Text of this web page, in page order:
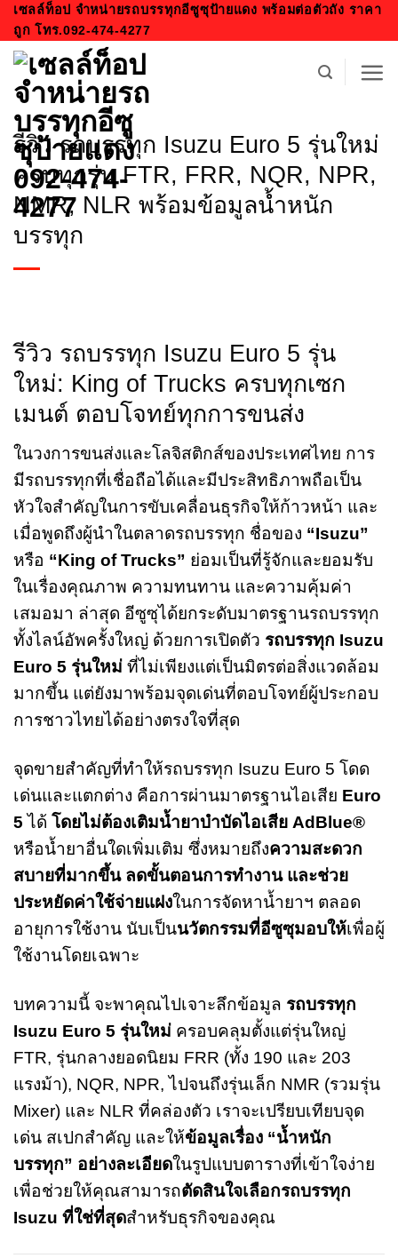
ข้าม
ไป
ยัง
เนื้อหา
เซลล์ท็อป จำหน่ายรถบรรทุกอีซูซุป้ายแดง พร้อมต่อตัวถัง ราคา
ถูก โทร.092-474-4277
รีวิว รถบรรทุก Isuzu Euro 5 รุ่นใหม่
ครบทุกรุ่น FTR, FRR, NQR, NPR,
NMR, NLR พร้อมข้อมูลน้ำหนัก
บรรทุก
รีวิว รถบรรทุก Isuzu Euro 5 รุ่น
ใหม่: King of Trucks ครบทุกเซก
เมนต์ ตอบโจทย์ทุกการขนส่ง
ในวงการขนส่งและโลจิสติกส์ของประเทศไทย การ
มีรถบรรทุกที่เชื่อถือได้และมีประสิทธิภาพถือเป็น
หัวใจสำคัญในการขับเคลื่อนธุรกิจให้ก้าวหน้า และ
เมื่อพูดถึงผู้นำในตลาดรถบรรทุก ชื่อของ “Isuzu”
หรือ “King of Trucks” ย่อมเป็นที่รู้จักและยอมรับ
ในเรื่องคุณภาพ ความทนทาน และความคุ้มค่า
เสมอมา ล่าสุด อีซูซุได้ยกระดับมาตรฐานรถบรรทุก
ทั้งไลน์อัพครั้งใหญ่ ด้วยการเปิดตัว รถบรรทุก Isuzu
Euro 5 รุ่นใหม่ ที่ไม่เพียงแต่เป็นมิตรต่อสิ่งแวดล้อม
มากขึ้น แต่ยังมาพร้อมจุดเด่นที่ตอบโจทย์ผู้ประกอบ
การชาวไทยได้อย่างตรงใจที่สุด
จุดขายสำคัญที่ทำให้รถบรรทุก Isuzu Euro 5 โดด
เด่นและแตกต่าง คือการผ่านมาตรฐานไอเสีย Euro
5 ได้ โดยไม่ต้องเติมน้ำยาบำบัดไอเสีย AdBlue®
หรือน้ำยาอื่นใดเพิ่มเติม ซึ่งหมายถึงความสะดวก
สบายที่มากขึ้น ลดขั้นตอนการทำงาน และช่วย
ประหยัดค่าใช้จ่ายแฝงในการจัดหาน้ำยาฯ ตลอด
อายุการใช้งาน นับเป็นนวัตกรรมที่อีซูซุมอบให้เพื่อผู้
ใช้งานโดยเฉพาะ
บทความนี้ จะพาคุณไปเจาะลึกข้อมูล รถบรรทุก
Isuzu Euro 5 รุ่นใหม่ ครอบคลุมตั้งแต่รุ่นใหญ่
FTR, รุ่นกลางยอดนิยม FRR (ทั้ง 190 และ 203
แรงม้า), NQR, NPR, ไปจนถึงรุ่นเล็ก NMR (รวมรุ่น
Mixer) และ NLR ที่คล่องตัว เราจะเปรียบเทียบจุด
เด่น สเปกสำคัญ และให้ข้อมูลเรื่อง “น้ำหนัก
บรรทุก” อย่างละเอียดในรูปแบบตารางที่เข้าใจง่าย
เพื่อช่วยให้คุณสามารถตัดสินใจเลือกรถบรรทุก
Isuzu ที่ใช่ที่สุดสำหรับธุรกิจของคุณ